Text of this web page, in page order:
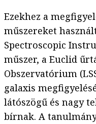
Ezekhez a
műszereket
Spectroscopic
műszer, a Euclid
Obszervatórium
galaxis
látószögű és nagy
bírnak. A